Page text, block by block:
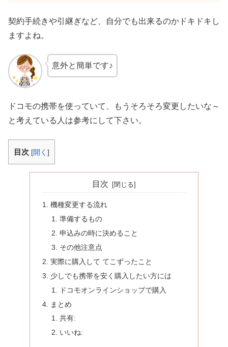
契約手続きや引継ぎなど、自分でも出来るのかドキドキし
ますよね。
意外と簡単です♪
ドコモの携帯を使っていて、もうそろそろ変更したいな～
と考えている人は参考にして下さい。
目次 [開く ]
目次
機種変更する流れ
準備するもの
申込みの時に決めること
その他注意点
実際に購入して てこずったこと
少しでも携帯を安く購入したい方には
ドコモオンラインショップで購入
まとめ
共有:
いいね: